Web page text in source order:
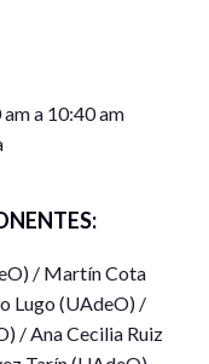
a 10:40 am
/ Martín Cota
Lugo (UAdeO) /
/ Ana Cecilia Ruiz